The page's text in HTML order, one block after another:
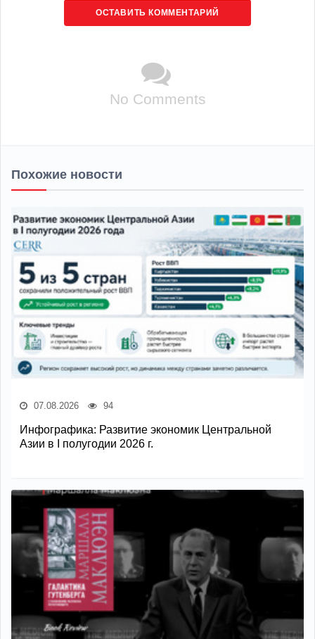
ОСТАВИТЬ КОММЕНТАРИЙ
No Comments
Похожие новости
07.08.2026 94
Инфографика: Развитие экономик Центральной
Азии в I полугодии 2026 г.